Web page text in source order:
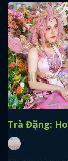
Trà Đặng: